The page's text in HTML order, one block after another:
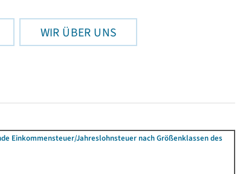
WIR ÜBER UNS
Einkommensteuer/Jahreslohnsteuer nach Größenklassen des